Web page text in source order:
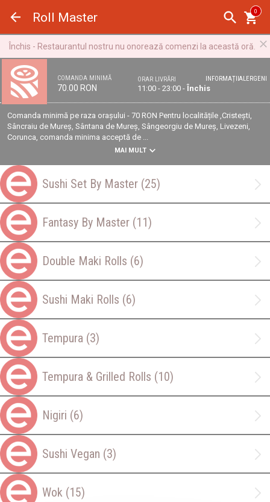
Roll Master 0
Închis - Restaurantul nostru nu onorează comenzi la această oră.
COMANDA MINIMĂ
70.00 RON
INFORMAȚIIALERGENI
ORAR LIVRĂRI
11:00 - 23:00 - Închis
Comanda minimă pe raza orașului - 70 RON Pentru localitățile ,Cristești,
Sâncraiu de Mureș, Sântana de Mureș, Sângeorgiu de Mureș, Livezeni,
Corunca, comanda minima acceptă de ...
MAI MULT
Sushi Set By Master (25)
Fantasy By Master (11)
Double Maki Rolls (6)
Sushi Maki Rolls (6)
Tempura (3)
Tempura & Grilled Rolls (10)
Nigiri (6)
Sushi Vegan (3)
Wok (15)